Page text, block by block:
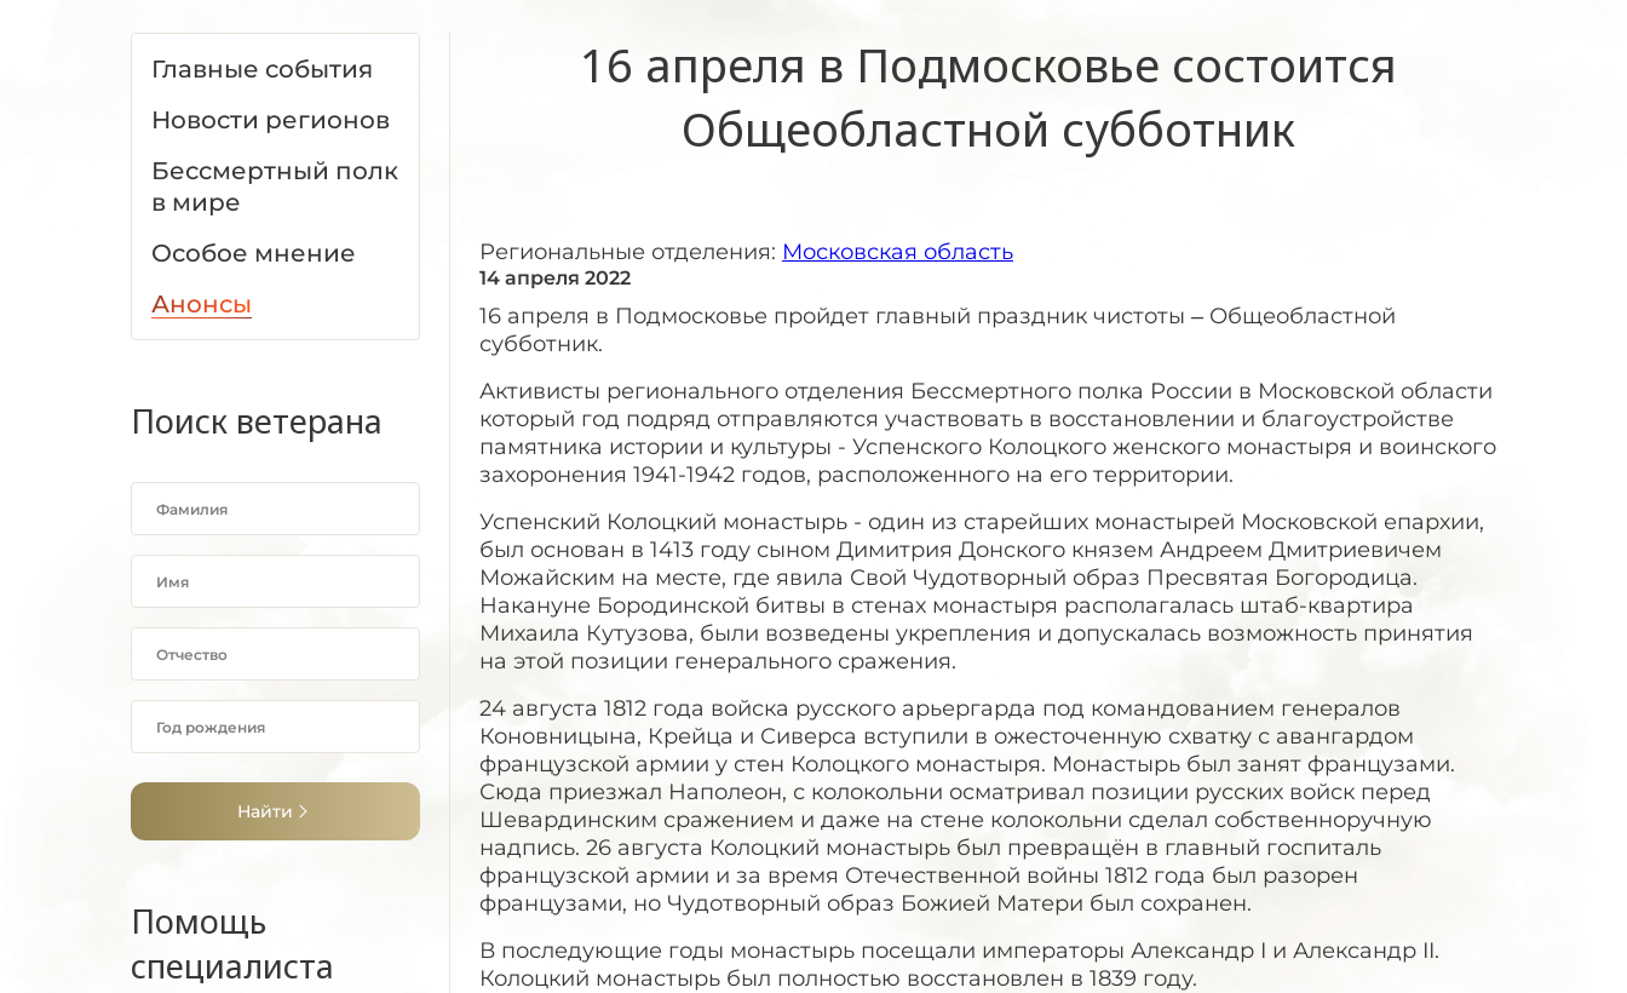
Главные события
Новости регионов
Бессмертный полк
в мире
Особое мнение
Анонсы
Поиск ветерана
Найти
Помощь
специалиста
16 апреля в Подмосковье состоится
Общеобластной субботник
Региональные отделения: Московская область
14 апреля 2022
16 апреля в Подмосковье пройдет главный праздник чистоты – Общеобластной
субботник.
Активисты регионального отделения Бессмертного полка России в Московской области
который год подряд отправляются участвовать в восстановлении и благоустройстве
памятника истории и культуры - Успенского Колоцкого женского монастыря и воинского
захоронения 1941-1942 годов, расположенного на его территории.
Успенский Колоцкий монастырь - один из старейших монастырей Московской епархии,
был основан в 1413 году сыном Димитрия Донского князем Андреем Дмитриевичем
Можайским на месте, где явила Свой Чудотворный образ Пресвятая Богородица.
Накануне Бородинской битвы в стенах монастыря располагалась штаб-квартира
Михаила Кутузова, были возведены укрепления и допускалась возможность принятия
на этой позиции генерального сражения.
24 августа 1812 года войска русского арьергарда под командованием генералов
Коновницына, Крейца и Сиверса вступили в ожесточенную схватку с авангардом
французской армии у стен Колоцкого монастыря. Монастырь был занят французами.
Сюда приезжал Наполеон, с колокольни осматривал позиции русских войск перед
Шевардинским сражением и даже на стене колокольни сделал собственноручную
надпись. 26 августа Колоцкий монастырь был превращён в главный госпиталь
французской армии и за время Отечественной войны 1812 года был разорен
французами, но Чудотворный образ Божией Матери был сохранен.
В последующие годы монастырь посещали императоры Александр I и Александр II.
Колоцкий монастырь был полностью восстановлен в 1839 году.